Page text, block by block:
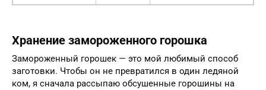
Хранение замороженного горошка
Замороженный горошек — это мой любимый способ
заготовки. Чтобы он не превратился в один ледяной
ком, я сначала рассыпаю обсушенные горошины на